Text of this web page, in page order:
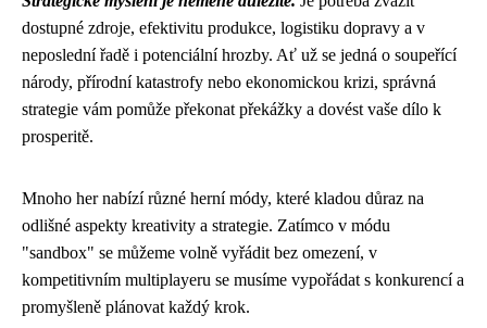
dostupné zdroje, efektivitu produkce, logistiku dopravy a v
neposlední řadě i potenciální hrozby. Ať už se jedná o soupeřící
národy, přírodní katastrofy nebo ekonomickou krizi, správná
strategie vám pomůže překonat překážky a dovést vaše dílo k
prosperitě.
Mnoho her nabízí různé herní módy, které kladou důraz na
odlišné aspekty kreativity a strategie. Zatímco v módu
"sandbox" se můžeme volně vyřádit bez omezení, v
kompetitivním multiplayeru se musíme vypořádat s konkurencí a
promyšleně plánovat každý krok.